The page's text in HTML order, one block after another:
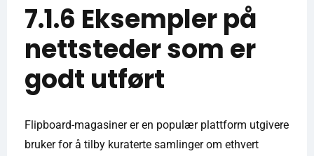
7.1.6 Eksempler på
nettsteder som er
godt utført
Flipboard-magasiner er en populær plattform utgivere
bruker for å tilby kuraterte samlinger om ethvert